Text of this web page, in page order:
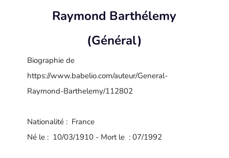
Raymond Barthélemy
(Général)
Biographie de
https://www.babelio.com/auteur/General-
Raymond-Barthelemy/112802
Nationalité : France
Né le : 10/03/1910 - Mort le : 07/1992